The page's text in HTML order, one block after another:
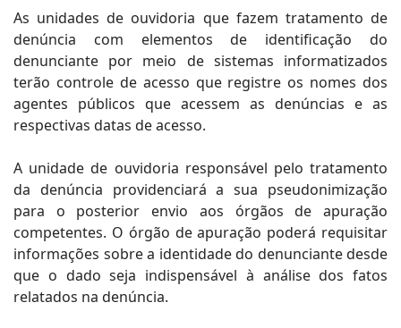
As unidades de ouvidoria que fazem tratamento de
denúncia com elementos de identificação do
denunciante por meio de sistemas informatizados
terão controle de acesso que registre os nomes dos
agentes públicos que acessem as denúncias e as
respectivas datas de acesso.
A unidade de ouvidoria responsável pelo tratamento
da denúncia providenciará a sua pseudonimização
para o posterior envio aos órgãos de apuração
competentes. O órgão de apuração poderá requisitar
informações sobre a identidade do denunciante desde
que o dado seja indispensável à análise dos fatos
relatados na denúncia.